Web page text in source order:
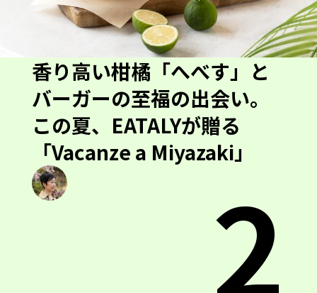
香り高い柑橘「へべす」と
バーガーの至福の出会い。
この夏、EATALYが贈る
「Vacanze a Miyazaki」
2